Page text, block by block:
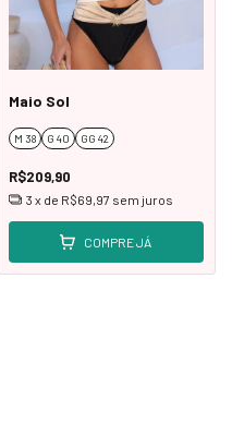
Maio Sol
M 38 G 40 GG 42
R$209,90
3 x de R$69,97 sem juros
COMPRE JÁ